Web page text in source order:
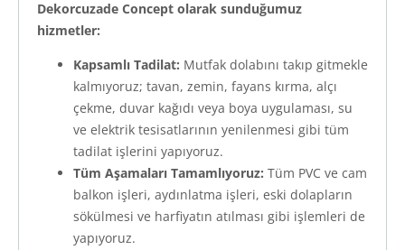
Dekorcuzade Concept olarak sunduğumuz
hizmetler:
Kapsamlı Tadilat: Mutfak dolabını takıp gitmekle
kalmıyoruz; tavan, zemin, fayans kırma, alçı
çekme, duvar kağıdı veya boya uygulaması, su
ve elektrik tesisatlarının yenilenmesi gibi tüm
tadilat işlerini yapıyoruz.
Tüm Aşamaları Tamamlıyoruz: Tüm PVC ve cam
balkon işleri, aydınlatma işleri, eski dolapların
sökülmesi ve harfiyatın atılması gibi işlemleri de
yapıyoruz.